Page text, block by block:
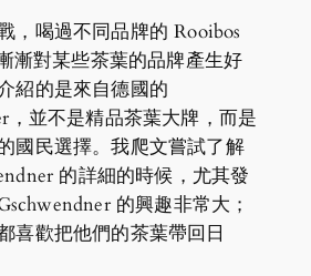
，喝過不同品牌的 Rooibos
漸對某些茶葉的品牌產生好
紹的是來自德國的
，並不是精品茶葉大牌，而是
國民選擇。我爬文嘗試了解
的詳細的時候，尤其發
的興趣非常大；
喜歡把他們的茶葉帶回日